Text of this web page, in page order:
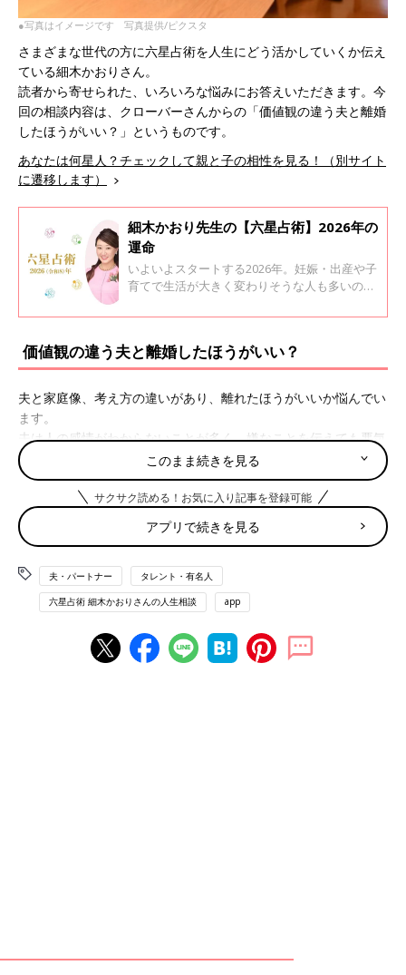
●写真はイメージです 写真提供/ピクスタ
さまざまな世代の方に六星占術を人生にどう活かしていくか伝え
ている細木かおりさん。
読者から寄せられた、いろいろな悩みにお答えいただきます。今
回の相談内容は、クローバーさんからの「価値観の違う夫と離婚
したほうがいい？」というものです。
あなたは何星人？チェックして親と子の相性を見る！（別サイト
に遷移します）
細木かおり先生の【六星占術】2026年の
運命
いよいよスタートする2026年。妊娠・出産や子
育てで生活が大きく変わりそうな人も多いので
木かおり先生に、あなたの2026年がどんな年に
価値観の違う夫と離婚したほうがいい？
夫と家庭像、考え方の違いがあり、離れたほうがいいか悩んでい
ます。
夫は人の感情がわからないことが多く、嫌なことを伝えても悪気
なく何度もしてきます。また、家庭より会社や趣味を優先しま
す。
私は家族は寄り添うもの、趣味より家庭や友人が大切です。
子どもが生まれたら考えも変わるかと思いましたが、変わるどこ
ろか子どもの心配すらしません。話し合いをしようとしても逃げ
このままだと子どもに悪影響なのではと考えており、離れようか
と悩んでいます。どうしたらいいでしょうか。
（クローバー：女性）
相談者 金星人＋
このまま続きを見る
サクサク読める！お気に入り記事を登録可能
アプリで続きを見る
夫・パートナー タレント・有名人
六星占術 細木かおりさんの人生相談 app